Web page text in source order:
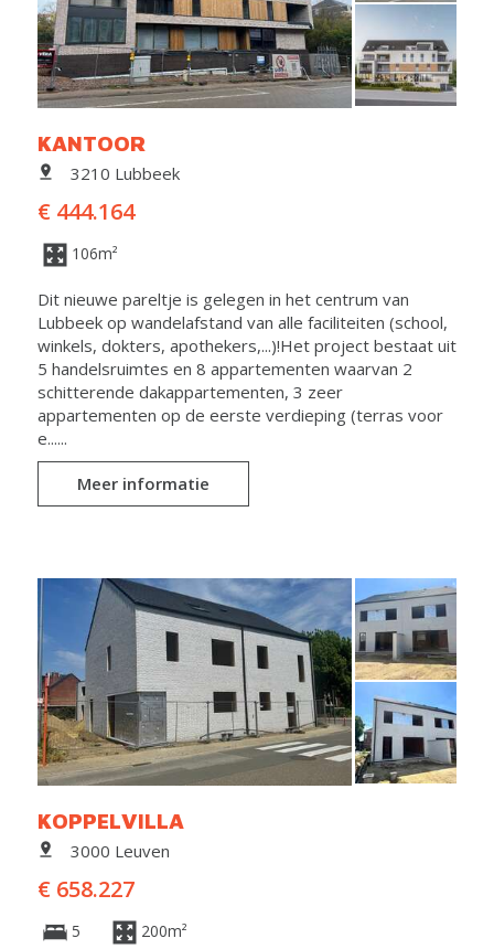
KANTOOR
3210 Lubbeek
€ 444.164
106m²
Dit nieuwe pareltje is gelegen in het centrum van
Lubbeek op wandelafstand van alle faciliteiten (school,
winkels, dokters, apothekers,...)!Het project bestaat uit
5 handelsruimtes en 8 appartementen waarvan 2
schitterende dakappartementen, 3 zeer
appartementen op de eerste verdieping (terras voor
e......
Meer informatie
KOPPELVILLA
3000 Leuven
€ 658.227
5 200m²